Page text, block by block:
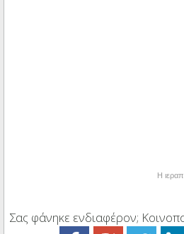
Η
Σας φάνηκε ενδιαφέρον;